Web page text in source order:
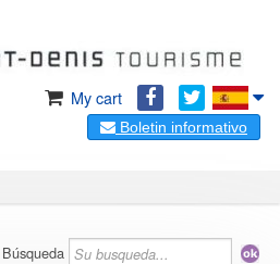
My cart
Boletin informativo
Búsqueda